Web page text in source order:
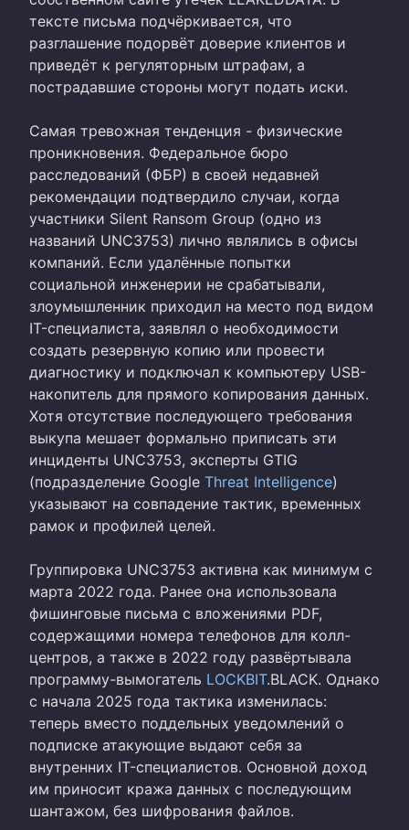
тексте письма подчёркивается, что
разглашение подорвёт доверие клиентов и
приведёт к регуляторным штрафам, а
пострадавшие стороны могут подать иски.
Самая тревожная тенденция - физические
проникновения. Федеральное бюро
расследований (ФБР) в своей недавней
рекомендации подтвердило случаи, когда
участники Silent Ransom Group (одно из
названий UNC3753) лично являлись в офисы
компаний. Если удалённые попытки
социальной инженерии не срабатывали,
злоумышленник приходил на место под видом
IT-специалиста, заявлял о необходимости
создать резервную копию или провести
диагностику и подключал к компьютеру USB-
накопитель для прямого копирования данных.
Хотя отсутствие последующего требования
выкупа мешает формально приписать эти
инциденты UNC3753, эксперты GTIG
(подразделение Google Threat Intelligence)
указывают на совпадение тактик, временных
рамок и профилей целей.
Группировка UNC3753 активна как минимум с
марта 2022 года. Ранее она использовала
фишинговые письма с вложениями PDF,
содержащими номера телефонов для колл-
центров, а также в 2022 году развёртывала
программу-вымогатель LOCKBIT.BLACK. Однако
с начала 2025 года тактика изменилась:
теперь вместо поддельных уведомлений о
подписке атакующие выдают себя за
внутренних IT-специалистов. Основной доход
им приносит кража данных с последующим
шантажом, без шифрования файлов.